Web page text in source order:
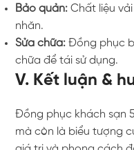
Bảo quản: Chất liệu
nhăn.
Sửa chữa: Đồng phục
chữa để tái sử dụng.
V. Kết luận &
Đồng phục khách sạn
mà còn là biểu tượng